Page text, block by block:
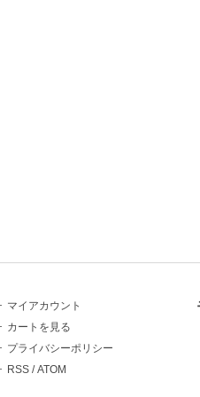
マイアカウント
カートを見る
プライバシーポリシー
RSS /ATOM